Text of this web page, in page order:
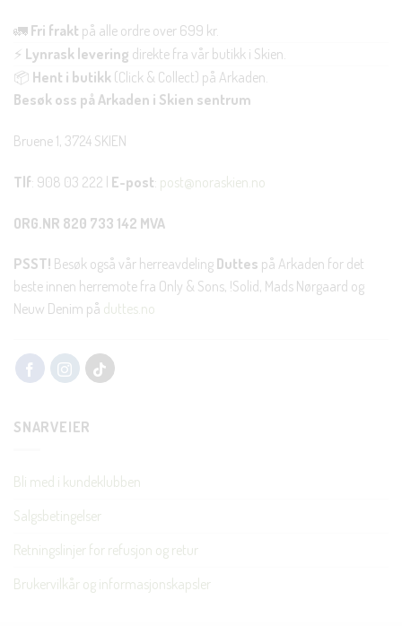
🚛 Fri frakt på alle ordre over 699 kr.
⚡ Lynrask levering direkte fra vår butikk i Skien.
📦 Hent i butikk (Click & Collect) på Arkaden.
Besøk oss på Arkaden i Skien sentrum
Bruene 1, 3724 SKIEN
Tlf: 908 03 222 | E-post: post@noraskien.no
ORG.NR 820 733 142 MVA
PSST! Besøk også vår herreavdeling Duttes på Arkaden for det
beste innen herremote fra Only & Sons, !Solid, Mads Nørgaard og
Neuw Denim på duttes.no
SNARVEIER
Bli med i kundeklubben
Salgsbetingelser
Retningslinjer for refusjon og retur
Brukervilkår og informasjonskapsler